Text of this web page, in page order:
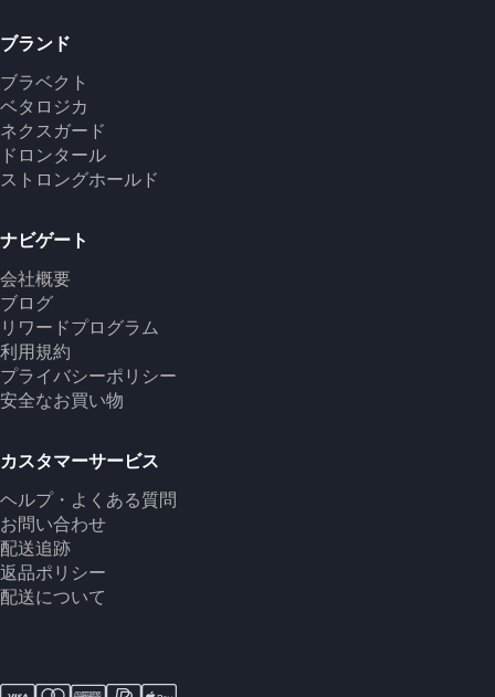
ブランド
ブラベクト
ベタロジカ
ネクスガード
ドロンタール
ストロングホールド
ナビゲート
会社概要
ブログ
リワードプログラム
利用規約
プライバシーポリシー
安全なお買い物
カスタマーサービス
ヘルプ・よくある質問
お問い合わせ
配送追跡
返品ポリシー
配送について